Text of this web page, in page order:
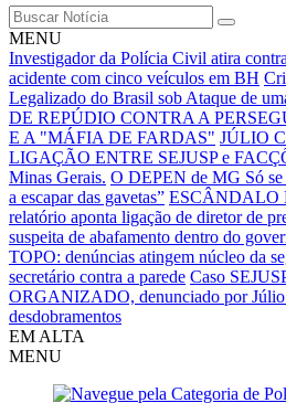
MENU
Investigador da Polícia Civil atira
acidente com cinco veículos em BH
Legalizado do Brasil sob Ataque de
DE REPÚDIO CONTRA A
E A "MÁFIA DE FARDAS" JÚLIO
LIGAÇÃO ENTRE SEJUSP e
Minas Gerais. O DEPEN de MG Só se
a escapar das gavetas” ESCÂNDALO
relatório aponta ligação de diretor de
suspeita de abafamento dentro do
TOPO: denúncias atingem núcleo da
secretário contra a parede Caso
ORGANIZADO, denunciado por Júlio
desdobramentos
EM ALTA
MENU